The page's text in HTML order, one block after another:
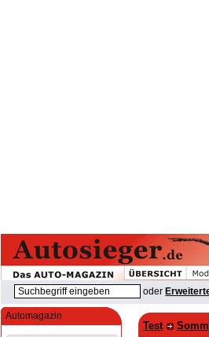
oder
Automagazin
Test